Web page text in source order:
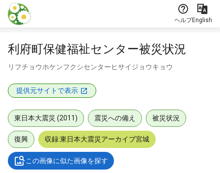
本文に飛ぶ
ヘルプEnglish
利府町保健福祉センター被災状況
リフチョウホケンフクシセンターヒサイジョウキョウ
提供元サイトで表示
東日本大震災 (2011) 震災への備え 被災状況
復興 収録:東日本大震災アーカイブ宮城
この画像に似た画像を探す